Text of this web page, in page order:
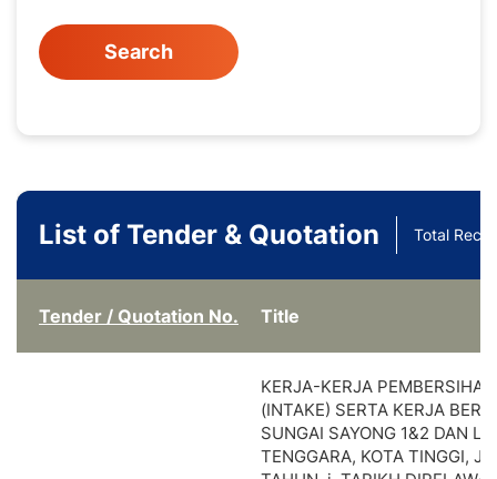
Search
List of Tender & Quotation Total
Tender / Quotation No. Title
KERJA-KERJA
(INTAKE) SERTA KERJA
SUNGAI SAYONG 1&2 DAN
TENGGARA, KOTA TINGGI,